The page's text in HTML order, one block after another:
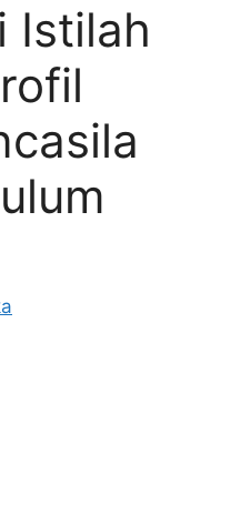
Istilah